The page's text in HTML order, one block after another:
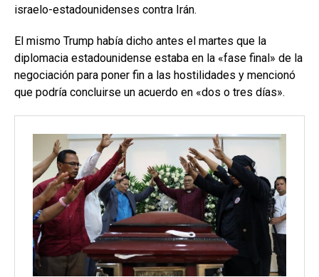
israelo-estadounidenses contra Irán.
El mismo Trump había dicho antes el martes que la
diplomacia estadounidense estaba en la «fase final» de la
negociación para poner fin a las hostilidades y mencionó
que podría concluirse un acuerdo en «dos o tres días».